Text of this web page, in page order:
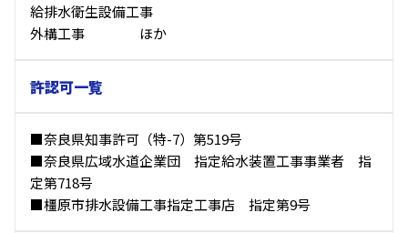
給排水衛生設備工事
外構工事 ほか
許認可一覧
■奈良県知事許可（特-7）第519号
■奈良県広域水道企業団 指定給水装置工事事業者 指
定第718号
■橿原市排水設備工事指定工事店 指定第9号